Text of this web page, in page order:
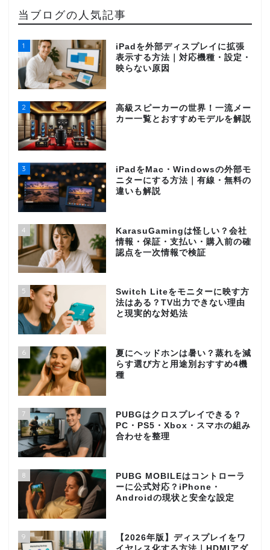
当ブログの人気記事
1
iPadを外部ディスプレイに拡張
表示する方法｜対応機種・設定・
映らない原因
2
高級スピーカーの世界！一流メー
カー一覧とおすすめモデルを解説
3
iPadをMac・Windowsの外部モ
ニターにする方法｜有線・無料の
違いも解説
4
KarasuGamingは怪しい？会社
情報・保証・支払い・購入前の確
認点を一次情報で検証
5
Switch Liteをモニターに映す方
法はある？TV出力できない理由
と現実的な対処法
6
夏にヘッドホンは暑い？蒸れを減
らす選び方と用途別おすすめ4機
種
7
PUBGはクロスプレイできる？
PC・PS5・Xbox・スマホの組み
合わせを整理
8
PUBG MOBILEはコントローラ
ーに公式対応？iPhone・
Androidの現状と安全な設定
9
【2026年版】ディスプレイをワ